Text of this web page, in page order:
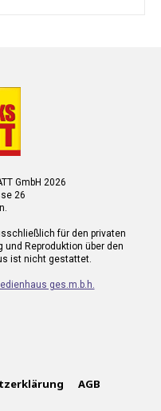
GmbH 2026
26
für den privaten
und Reproduktion über den
ist nicht gestattet.
ges.m.b.h.
AGB